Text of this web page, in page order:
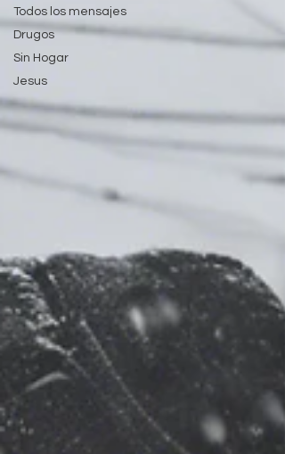
Todos los mensajes
Drugos
Sin Hogar
Jesus